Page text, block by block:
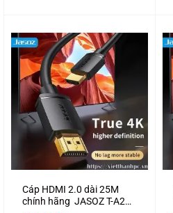
67.000₫.
Cáp HDMI 2.0 dài 25M
chính hãng JASOZ T-A289